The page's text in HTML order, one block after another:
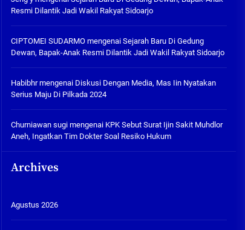
Resmi Dilantik Jadi Wakil Rakyat Sidoarjo
CIPTOMEI SUDARMOmengenai Sejarah Baru Di Gedung
Dewan, Bapak-Anak Resmi Dilantik Jadi Wakil Rakyat Sidoarjo
Habibhrmengenai Diskusi Dengan Media, Mas Iin Nyatakan
Serius Maju Di Pilkada 2024
Churniawan sugimengenai KPK Sebut Surat Ijin Sakit Muhdlor
Aneh, Ingatkan Tim Dokter Soal Resiko Hukum
Archives
Agustus 2026